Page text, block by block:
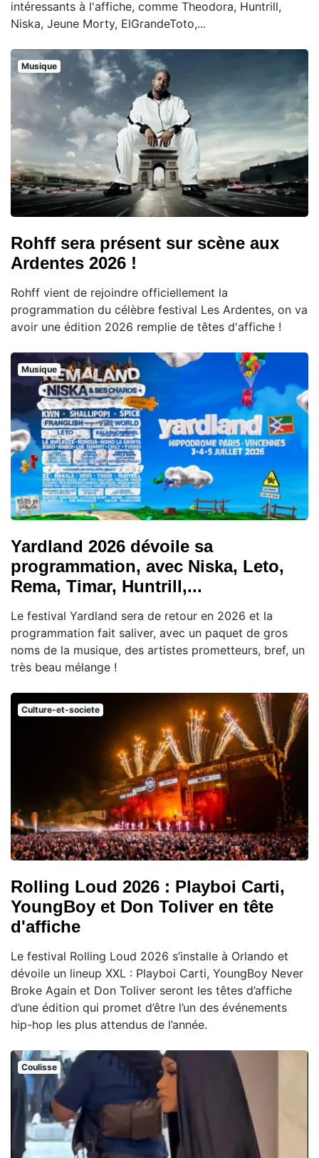
intéressants à l'affiche, comme Theodora, Huntrill,
Niska, Jeune Morty, ElGrandeToto,...
Musique
Rohff sera présent sur scène aux
Ardentes 2026 !
Rohff vient de rejoindre officiellement la
programmation du célèbre festival Les Ardentes, on va
avoir une édition 2026 remplie de têtes d'affiche !
Musique
Yardland 2026 dévoile sa
programmation, avec Niska, Leto,
Rema, Timar, Huntrill,...
Le festival Yardland sera de retour en 2026 et la
programmation fait saliver, avec un paquet de gros
noms de la musique, des artistes prometteurs, bref, un
très beau mélange !
Culture-et-societe
Rolling Loud 2026 : Playboi Carti,
YoungBoy et Don Toliver en tête
d'affiche
Le festival Rolling Loud 2026 s’installe à Orlando et
dévoile un lineup XXL : Playboi Carti, YoungBoy Never
Broke Again et Don Toliver seront les têtes d’affiche
d’une édition qui promet d’être l’un des événements
hip-hop les plus attendus de l’année.
Coulisse